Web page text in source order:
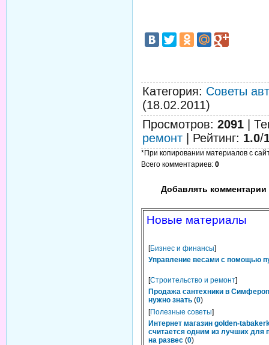
Категория: Советы
(18.02.2011)
Просмотров: 2091
ремонт
Рейтинг: 1.0/
*При копировании материалов с
Всего комментариев: 0
Добавлять комментарии
Новые материалы
[Бизнес и финансы]
Управление весами с помощью
[Строительство и ремонт]
Продажа сантехники в
нужно знать (0)
[Полезные советы]
Интернет магазин golden-
считается одним из лучших для
на развес (0)